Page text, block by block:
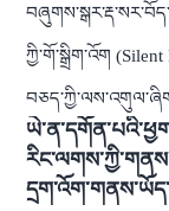
ཀྱི་གོ་སྒྲིག་འོག (Silent